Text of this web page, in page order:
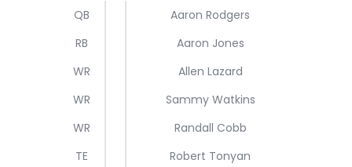
QB
Aaron Rodgers
RB
Aaron Jones
WR
Allen Lazard
WR
Sammy Watkins
WR
Randall Cobb
TE
Robert Tonyan